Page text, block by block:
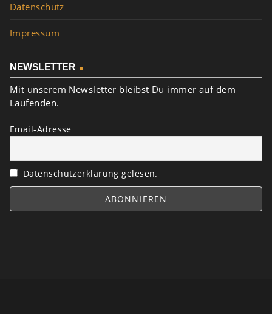
Datenschutz
Impressum
NEWSLETTER
Mit unserem Newsletter bleibst Du immer auf dem
Laufenden.
Email-Adresse
Datenschutzerklärung gelesen.